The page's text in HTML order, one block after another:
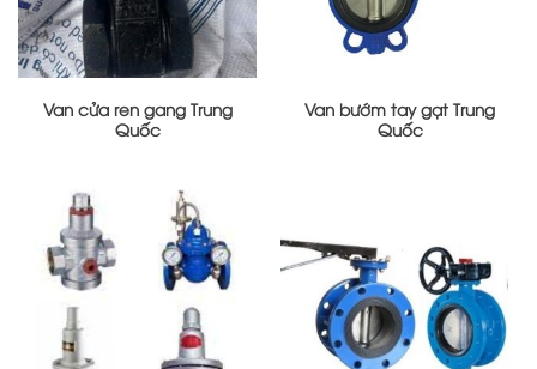
Van cửa ren gang Trung
Quốc
Van bướm tay gạt Trung
Quốc